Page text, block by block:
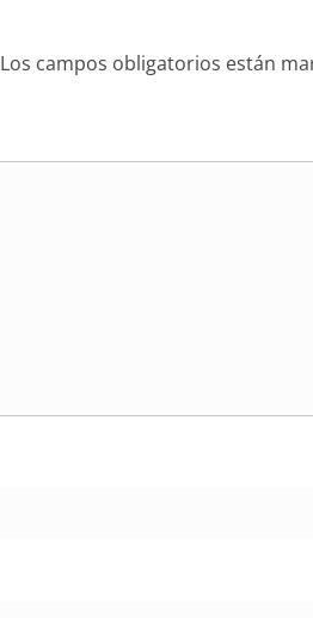
Los campos obligatorios están